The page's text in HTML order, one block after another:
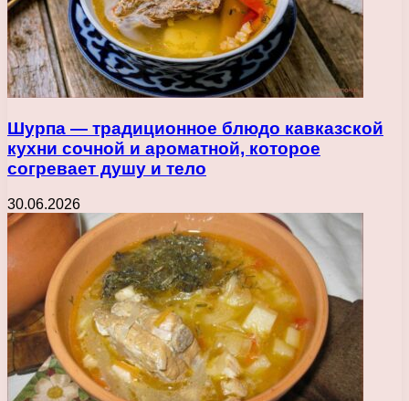
Шурпа — традиционное блюдо кавказской
кухни сочной и ароматной, которое
согревает душу и тело
30.06.2026